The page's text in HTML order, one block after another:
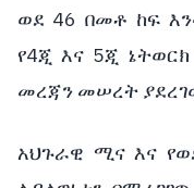
ወደ 46 በመቶ ከፍ
የ4ጂ እና 5ጂ
መረጃን መሠረት
አህጉራዊ ሚና እና